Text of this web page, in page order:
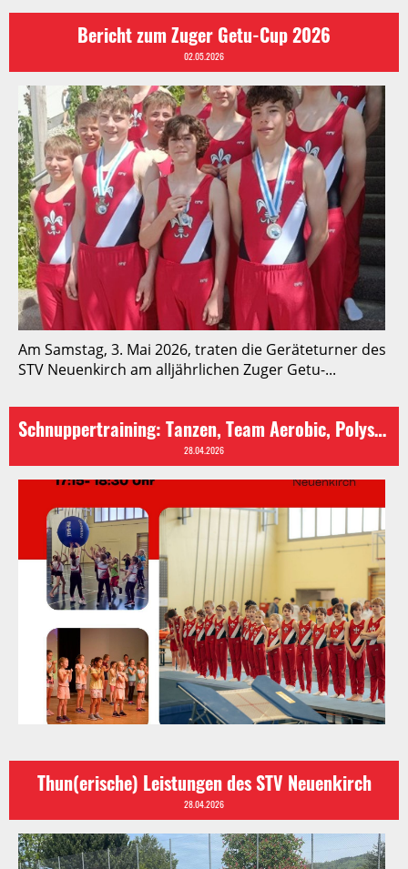
Bericht zum Zuger Getu-Cup 2026
02.05.2026
Am Samstag, 3. Mai 2026, traten die Geräteturner des
STV Neuenkirch am alljährlichen Zuger Getu-...
Schnuppertraining: Tanzen, Team Aerobic, Polysport, Geräte- und Kunstturnen
28.04.2026
Thun(erische) Leistungen des STV Neuenkirch
28.04.2026